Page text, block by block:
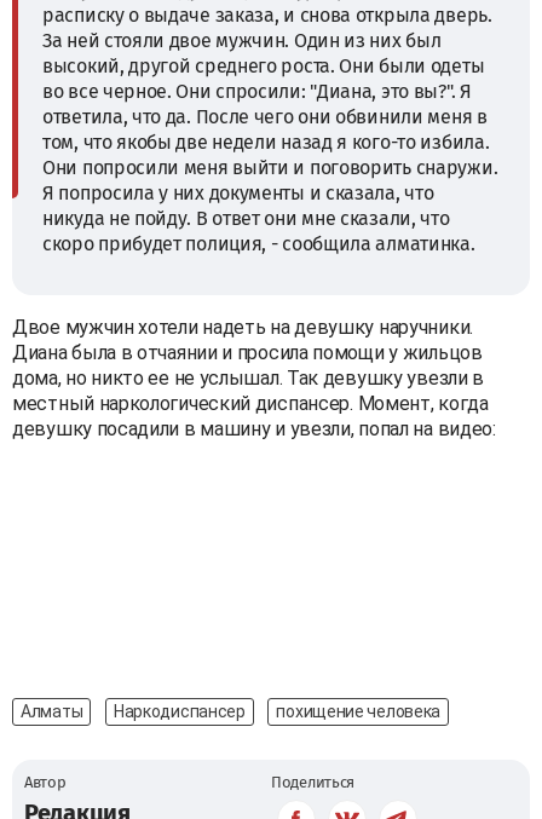
расписку о выдаче заказа, и снова открыла дверь.
За ней стояли двое мужчин. Один из них был
высокий, другой среднего роста. Они были одеты
во все черное. Они спросили: "Диана, это вы?". Я
ответила, что да. После чего они обвинили меня в
том, что якобы две недели назад я кого-то избила.
Они попросили меня выйти и поговорить снаружи.
Я попросила у них документы и сказала, что
никуда не пойду. В ответ они мне сказали, что
скоро прибудет полиция, - сообщила алматинка.
Двое мужчин хотели надеть на девушку наручники.
Диана была в отчаянии и просила помощи у жильцов
дома, но никто ее не услышал. Так девушку увезли в
местный наркологический диспансер. Момент, когда
девушку посадили в машину и увезли, попал на видео:
Алматы Наркодиспансер похищение человека
Автор
Редакция
Поделиться